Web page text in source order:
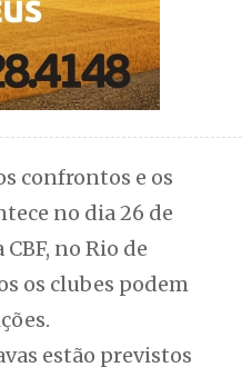
confrontos e os
no dia 26 de
CBF, no Rio de
os clubes podem
estão previstos